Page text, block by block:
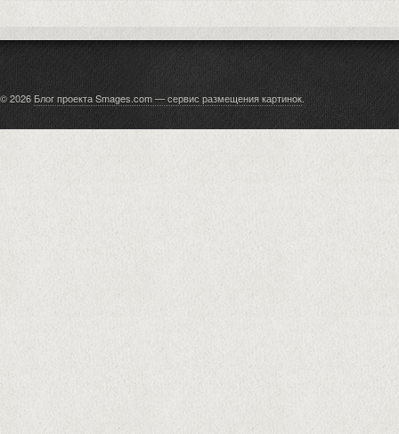
© 2026 Блог проекта Smages.com — сервис размещения картинок.